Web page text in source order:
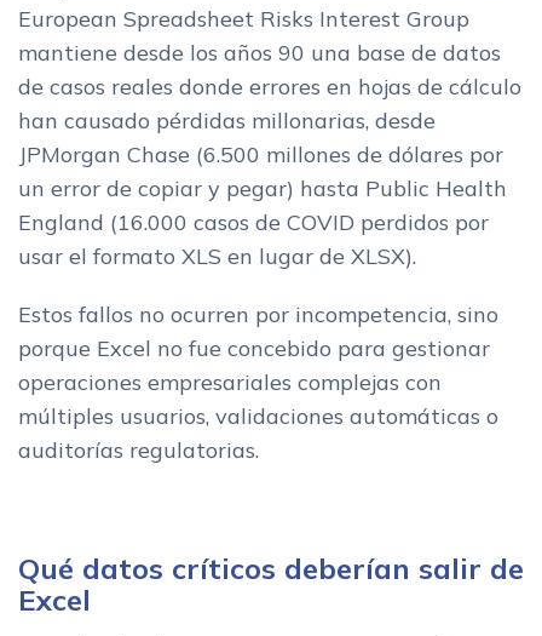
European Spreadsheet Risks Interest Group
mantiene desde los años 90 una base de datos
de casos reales donde errores en hojas de cálculo
han causado pérdidas millonarias, desde
JPMorgan Chase (6.500 millones de dólares por
un error de copiar y pegar) hasta Public Health
England (16.000 casos de COVID perdidos por
usar el formato XLS en lugar de XLSX).
Estos fallos no ocurren por incompetencia, sino
porque Excel no fue concebido para gestionar
operaciones empresariales complejas con
múltiples usuarios, validaciones automáticas o
auditorías regulatorias.
Qué datos críticos deberían salir de
Excel